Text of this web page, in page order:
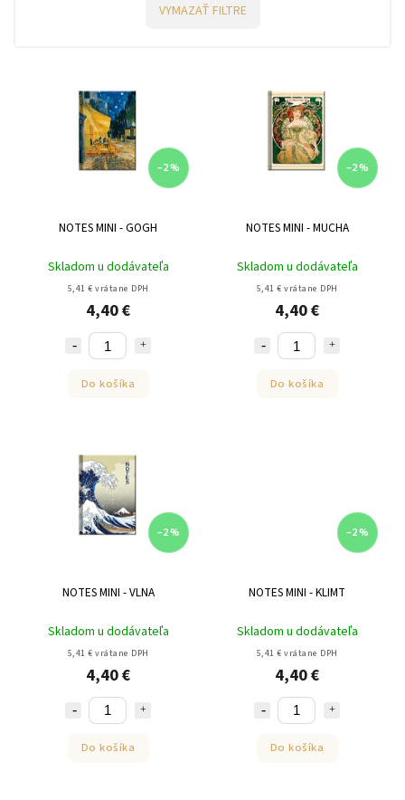
VYMAZAŤ FILTRE
–2 %
NOTES MINI - GOGH
Skladom u dodávateľa
5,41 € vrátane DPH
4,40 €
Do košíka
–2 %
NOTES MINI - MUCHA
Skladom u dodávateľa
5,41 € vrátane DPH
4,40 €
Do košíka
–2 %
NOTES MINI - VLNA
Skladom u dodávateľa
5,41 € vrátane DPH
4,40 €
Do košíka
–2 %
NOTES MINI - KLIMT
Skladom u dodávateľa
5,41 € vrátane DPH
4,40 €
Do košíka